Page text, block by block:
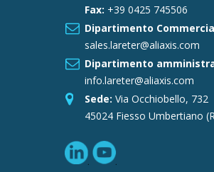
Fax: +39 0425 745506
Dipartimento
sales.lareter@aliaxis.com
Dipartimento
info.lareter@aliaxis.com
Sede: Via Occhiobello, 732
45024 Fiesso Umbertiano